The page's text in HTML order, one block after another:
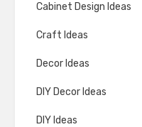
Cabinet Design Ideas
Craft Ideas
Decor Ideas
DIY Decor Ideas
DIY Ideas